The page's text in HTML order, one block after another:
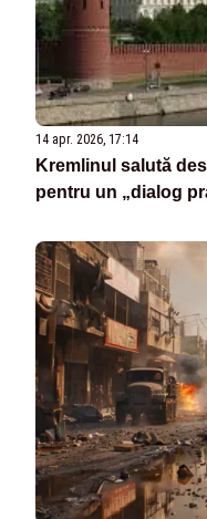
14 apr. 2026, 17:14
Kremlinul salută
pentru un „dialog